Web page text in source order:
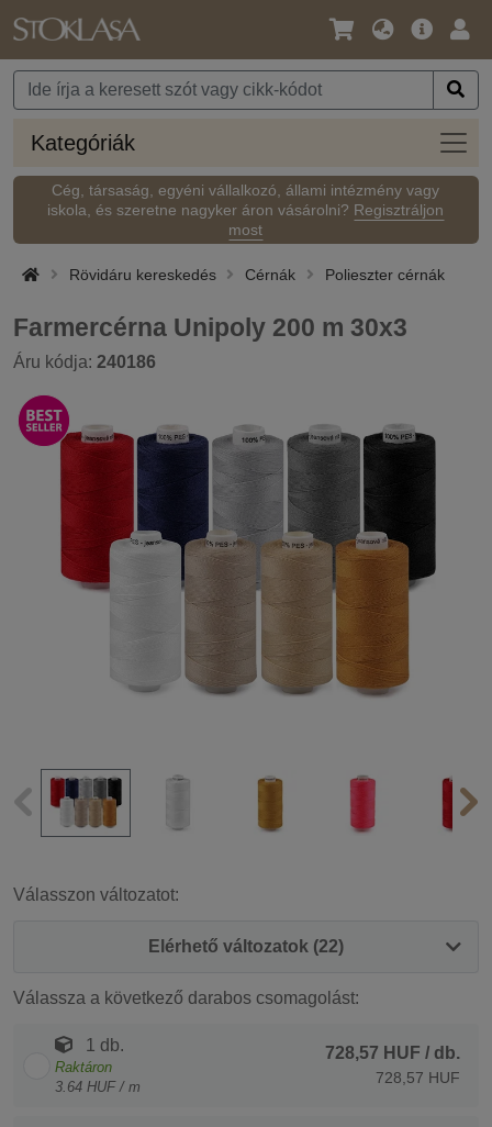
Nyelv
Pénznem
Fő
Kategóriák
Cég, társaság, egyéni vállalkozó, állami intézmény vagy
iskola, és szeretne nagyker áron vásárolni? Regisztráljon
most
Rövidáru kereskedés Cérnák Polieszter cérnák
Farmercérna Unipoly 200 m 30x3
Áru kódja: 240186
Válasszon változatot:
Elérhető változatok (22)
Válassza a következő darabos csomagolást:
1 db.
Raktáron
3.64 HUF / m
728,57 HUF / db.
728,57 HUF